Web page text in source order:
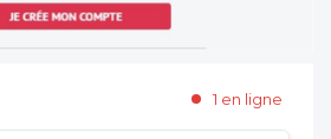
1 en ligne